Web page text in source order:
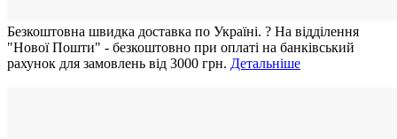
Безкоштовна швидка доставка по Україні. ? На відділення
"Нової Пошти" - безкоштовно при оплаті на банківський
рахунок для замовлень від 3000 грн. Детальніше